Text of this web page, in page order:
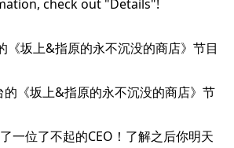
check out "Details"!
《坂上&指原的永不沉没的商店》节目
的《坂上&指原的永不沉没的商店》节
一位了不起的CEO！了解之后你明天